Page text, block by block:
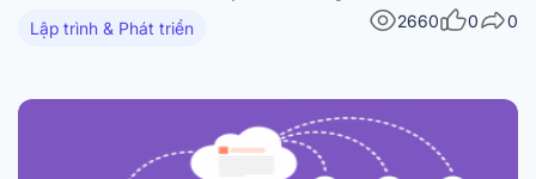
thiệu: Các bạn khi lập trình ứng dụng mobile cho iOS lưu trữ
database, chắc không lạ gì với cơ sở dữ liệu Sqlite và…
Lập trình & Phát triển 2660 0 0